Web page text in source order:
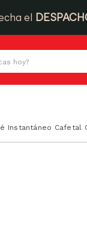
el
Instantáneo Cafetal